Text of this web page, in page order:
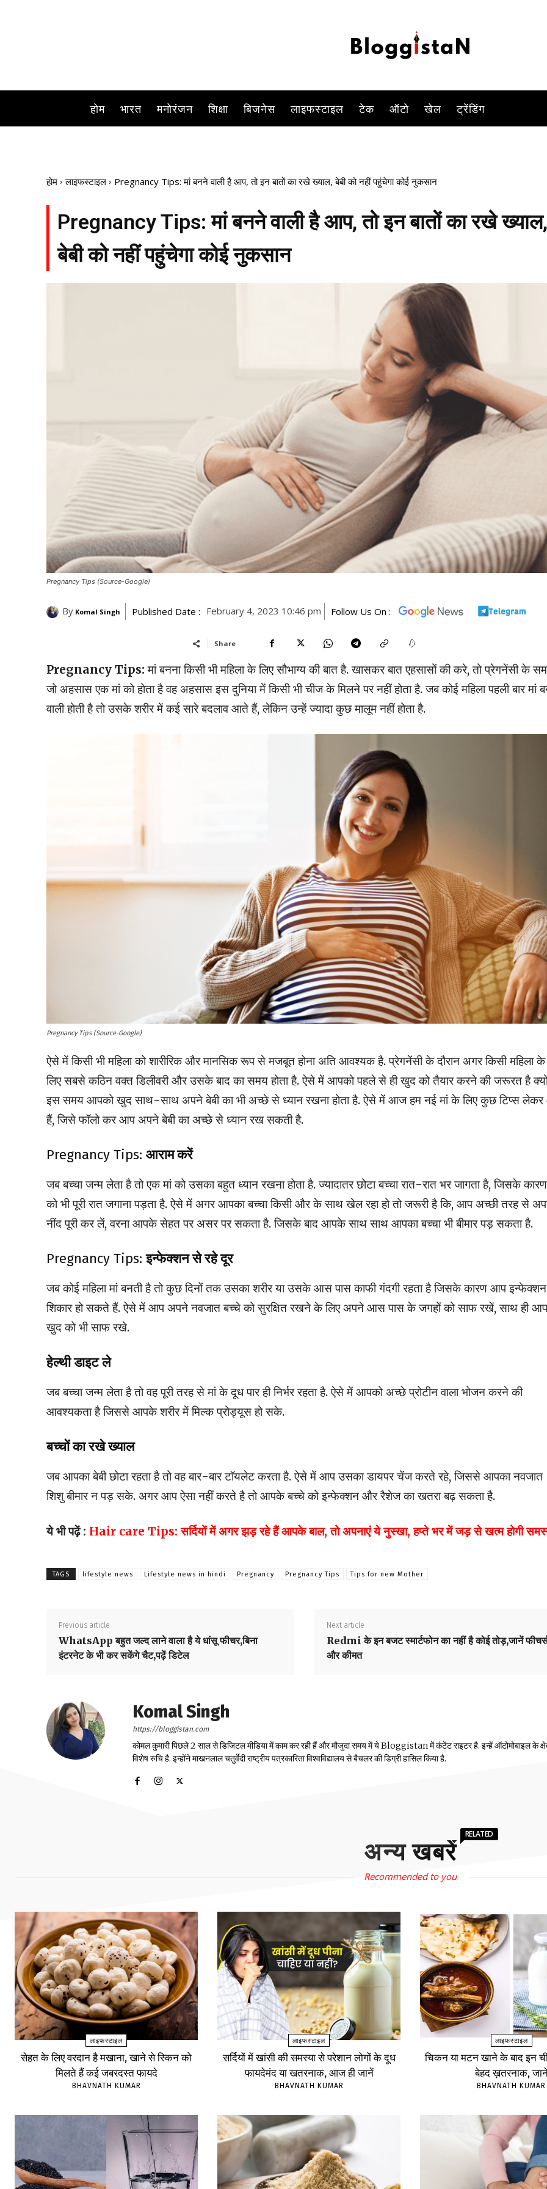
होम भारत मनोरंजन शिक्षा बिजनेस लाइफस्टाइल टेक ऑटो खेल ट्रेंडिंग
होम लाइफस्टाइल Pregnancy Tips: मां बनने वाली है आप, तो इन बातों का रखे ख्याल, बेबी को नहीं पहुंचेगा कोई नुकसान
Pregnancy Tips: मां बनने वाली है आप, तो इन बातों का रखे ख्याल,
बेबी को नहीं पहुंचेगा कोई नुकसान
Pregnancy Tips (Source-Google)
By Komal Singh Published Date : February 4, 2023 10:46 pm Follow Us On :
Share
Pregnancy Tips:मां बनना किसी भी महिला के लिए सौभाग्य की बात है. खासकर बात एहसासों की करे, तो प्रेगनेंसी के
जो अहसास एक मां को होता है वह अहसास इस दुनिया में किसी भी चीज के मिलने पर नहीं होता है. जब कोई महिला पहली बार मां
वाली होती है तो उसके शरीर में कई सारे बदलाव आते हैं, लेकिन उन्हें ज्यादा कुछ मालूम नहीं होता है.
Pregnancy Tips (Source-Google)
ऐसे में किसी भी महिला को शारीरिक और मानसिक रूप से मजबूत होना अति आवश्यक है. प्रेगनेंसी के दौरान अगर किसी महिला के
लिए सबसे कठिन वक्त डिलीवरी और उसके बाद का समय होता है. ऐसे में आपको पहले से ही खुद को तैयार करने की जरूरत है
इस समय आपको खुद साथ-साथ अपने बेबी का भी अच्छे से ध्यान रखना होता है. ऐसे में आज हम नई मां के लिए कुछ टिप्स
हैं, जिसे फॉलो कर आप अपने बेबी का अच्छे से ध्यान रख सकती है.
Pregnancy Tips: आराम करें
जब बच्चा जन्म लेता है तो एक मां को उसका बहुत ध्यान रखना होता है. ज्यादातर छोटा बच्चा रात-रात भर जागता है, जिसके
को भी पूरी रात जगाना पड़ता है. ऐसे में अगर आपका बच्चा किसी और के साथ खेल रहा हो तो जरूरी है कि, आप अच्छी तरह से
नींद पूरी कर लें, वरना आपके सेहत पर असर पर सकता है. जिसके बाद आपके साथ साथ आपका बच्चा भी बीमार पड़ सकता है.
Pregnancy Tips:इन्फेक्शन से रहे दूर
जब कोई महिला मां बनती है तो कुछ दिनों तक उसका शरीर या उसके आस पास काफी गंदगी रहता है जिसके कारण आप
शिकार हो सकते हैं. ऐसे में आप अपने नवजात बच्चे को सुरक्षित रखने के लिए अपने आस पास के जगहों को साफ रखें, साथ ही आप
खुद को भी साफ रखे.
हेल्थी डाइट ले
जब बच्चा जन्म लेता है तो वह पूरी तरह से मां के दूध पार ही निर्भर रहता है. ऐसे में आपको अच्छे प्रोटीन वाला भोजन करने की
आवश्यकता है जिससे आपके शरीर में मिल्क प्रोड्यूस हो सके.
बच्चों का रखे ख्याल
जब आपका बेबी छोटा रहता है तो वह बार-बार टॉयलेट करता है. ऐसे में आप उसका डायपर चेंज करते रहे, जिससे आपका नवजात
शिशु बीमार न पड़ सके. अगर आप ऐसा नहीं करते है तो आपके बच्चे को इन्फेक्शन और रैशेज का खतरा बढ़ सकता है.
ये भी पढ़ें : Hair care Tips: सर्दियों में अगर झड़ रहे हैं आपके बाल, तो अपनाएं ये नुस्खा, हप्ते भर में जड़ से खत्म होगी
TAGS lifestyle news Lifestyle news in hindi Pregnancy Pregnancy Tips Tips for new Mother
Previous article
WhatsApp बहुत जल्द लाने वाला है ये धांसू फीचर,बिना
इंटरनेट के भी कर सकेंगे चैट,पढ़ें डिटेल
Next article
Redmi के इन बजट स्मार्टफोन का नहीं है कोई तोड़,जानें
और कीमत
Komal Singh
https://bloggistan.com
कोमल कुमारी पिछले 2 साल से डिजिटल मीडिया में काम कर रही हैं और मौजुदा समय में ये Bloggistan में कंटेंट राइटर है. इन्हें ऑटोमोबाइल के
विशेष रुचि है. इन्होंने माखनलाल चतुर्वेदी राष्ट्रीय पत्रकारिता विश्वविद्यालय से बैचलर की डिग्री हासिल किया है.
अन्य खबरें
RELATED
Recommended to you
लाइफस्टाइल
सेहत के लिए वरदान है मखाना, खाने से स्किन को
मिलते हैं कई जबरदस्त फायदे
BHAVNATH KUMAR
लाइफस्टाइल
सर्दियों में खांसी की समस्या से परेशान लोगों के दूध
फायदेमंद या खतरनाक, आज ही जानें
BHAVNATH KUMAR
लाइफस्टाइल
चिकन या मटन खाने के बाद इन
बेहद ख़तरनाक,
BHAVNATH KUMAR